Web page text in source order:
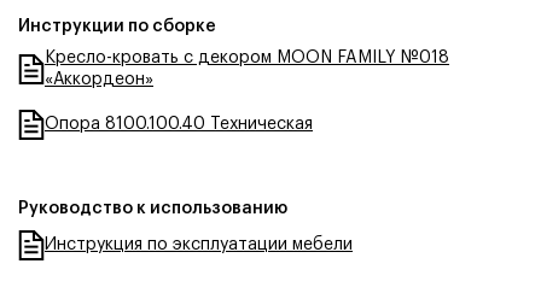
Инструкции по сборке
Кресло-кровать с декором MOON FAMILY №018
«Аккордеон»
Опора 8100.100.40 Техническая
Руководство к использованию
Инструкция по эксплуатации мебели